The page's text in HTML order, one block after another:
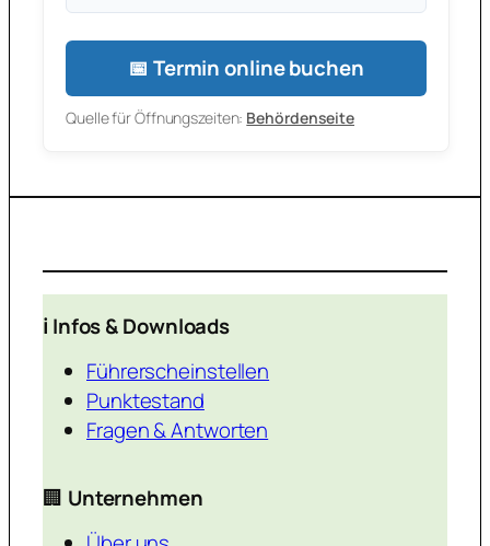
📅 Termin online buchen
Quelle für Öffnungszeiten: Behördenseite
ℹ️ Infos & Downloads
Führerscheinstellen
Punktestand
Fragen & Antworten
🏢 Unternehmen